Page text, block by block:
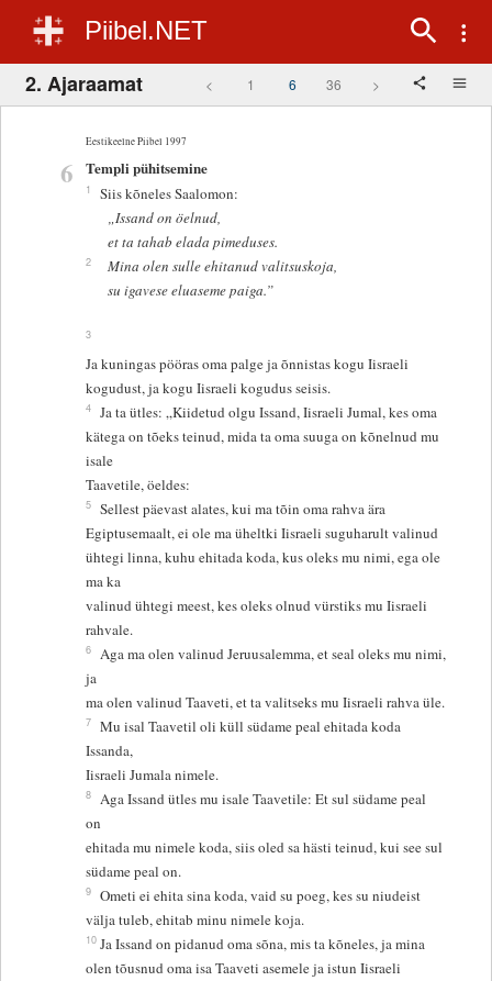
Piibel.NET
2. Ajaraamat < 1 6 36 >
Eestikeelne Piibel 1997
6 Templi pühitsemine
1
Siis kõneles Saalomon:
„Issand on öelnud,
et ta tahab elada pimeduses.
2
Mina olen sulle ehitanud valitsuskoja,
su igavese eluaseme paiga.”
3
Ja kuningas pööras oma palge ja õnnistas kogu Iisraeli
kogudust, ja kogu Iisraeli kogudus seisis.
4 Ja ta ütles: „Kiidetud olgu Issand, Iisraeli Jumal, kes oma
kätega on tõeks teinud, mida ta oma suuga on kõnelnud mu
isale
Taavetile, öeldes:
5 Sellest päevast alates, kui ma tõin oma rahva ära
Egiptusemaalt, ei ole ma üheltki Iisraeli suguharult valinud
ühtegi linna, kuhu ehitada koda, kus oleks mu nimi, ega ole
ma ka
valinud ühtegi meest, kes oleks olnud vürstiks mu Iisraeli
rahvale.
6 Aga ma olen valinud Jeruusalemma, et seal oleks mu nimi,
ja
ma olen valinud Taaveti, et ta valitseks mu Iisraeli rahva üle.
7 Mu isal Taavetil oli küll südame peal ehitada koda
Issanda,
Iisraeli Jumala nimele.
8 Aga Issand ütles mu isale Taavetile: Et sul südame peal
on
ehitada mu nimele koda, siis oled sa hästi teinud, kui see sul
südame peal on.
9 Ometi ei ehita sina koda, vaid su poeg, kes su niudeist
välja tuleb, ehitab minu nimele koja.
10 Ja Issand on pidanud oma sõna, mis ta kõneles, ja mina
olen tõusnud oma isa Taaveti asemele ja istun Iisraeli